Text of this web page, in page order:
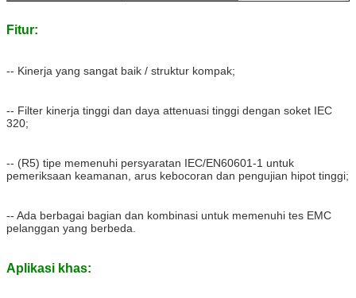
Fitur:
-- Kinerja yang sangat baik / struktur kompak;
-- Filter kinerja tinggi dan daya attenuasi tinggi dengan soket IEC
320;
-- (R5) tipe memenuhi persyaratan IEC/EN60601-1 untuk
pemeriksaan keamanan, arus kebocoran dan pengujian hipot tinggi;
-- Ada berbagai bagian dan kombinasi untuk memenuhi tes EMC
pelanggan yang berbeda.
Aplikasi khas: